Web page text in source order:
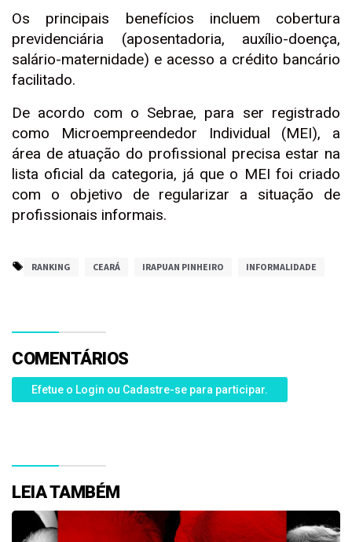
Os principais benefícios incluem cobertura
previdenciária (aposentadoria, auxílio-doença,
salário-maternidade) e acesso a crédito bancário
facilitado.
De acordo com o Sebrae, para ser registrado
como Microempreendedor Individual (MEI), a
área de atuação do profissional precisa estar na
lista oficial da categoria, já que o MEI foi criado
com o objetivo de regularizar a situação de
profissionais informais.
RANKING CEARÁ IRAPUAN PINHEIRO INFORMALIDADE
COMENTÁRIOS
Efetue o Login ou Cadastre-se para participar.
LEIA TAMBÉM